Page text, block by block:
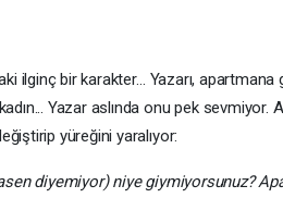
bir karakter… Yazarı, apartmana
Yazar aslında onu pek sevmiyor.
yüreğini yaralıyor:
diyemiyor) niye giymiyorsunuz?